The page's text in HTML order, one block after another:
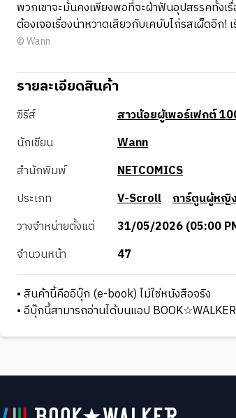
พวกเขาจะมั่นคงเพียงพอที่จะฝ่าฟันอุปสรรคทั้งเ
ต้องเจอเรื่องน่าหวาดเสียวกับเคบับไก่รสเผ็ดอี
© Wann
รายละเอียดสินค้า
ซีรีส์
สาวน้อยผู้เพอร์เฟกต์
นักเขียน
Wann
สำนักพิมพ์
NETCOMICS
ประเภท
V-Scroll การ์ตูนผู้หญิ
วางจำหน่ายตั้งแต่
31/05/2026 (05:00
จำนวนหน้า
47
• สินค้านี้คืออีบุ๊ก (e-book) ไม่ใช่หนังสือจริง
• อีบุ๊กนี้สามารถอ่านได้บนแอป